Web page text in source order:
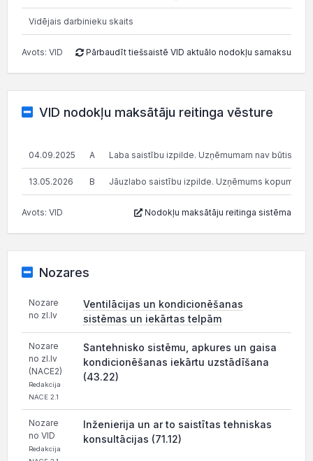
Vidējais darbinieku skaits
Avots: VID Pārbaudīt tiešsaistē VID aktuālo nodokļu samaksu
VID nodokļu maksātāju reitinga vēsture
04.09.2025 A Laba saistību izpilde. Uzņēmumam nav būtisku
13.05.2026 B Jāuzlabo saistību izpilde. Uzņēmums kopumā
Avots: VID Nodokļu maksātāju reitinga sistēma
Nozares
Nozare
no zl.lv
Ventilācijas un kondicionēšanas
sistēmas un iekārtas telpām
Nozare
no zl.lv
(NACE2)
Redakcija
NACE 2.1
Santehnisko sistēmu, apkures un gaisa
kondicionēšanas iekārtu uzstādīšana
(43.22)
Nozare
no VID
Redakcija
Inženierija un ar to saistītas tehniskas
konsultācijas (71.12)